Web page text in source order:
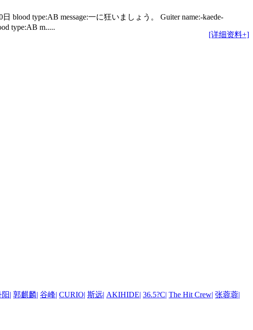
blood type:AB message:一に狂いましょう。 Guiter name:-kaede-
type:AB m.....
[详细资料+]
| 郭麒麟| 谷峰| CURIO| 斯远| AKIHIDE| 36.5?C| The Hit Crew| 张蓉蓉|